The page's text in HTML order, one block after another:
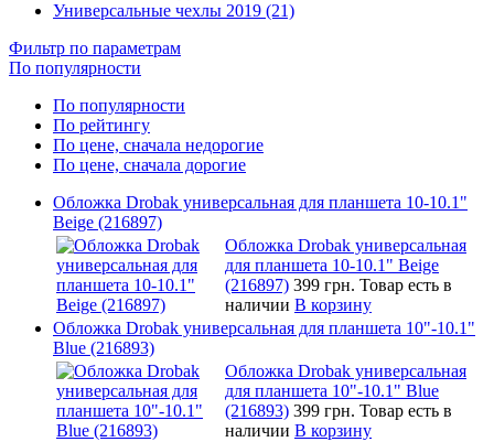
Универсальные чехлы 2019 (21)
Фильтр по параметрам
По популярности
По популярности
По рейтингу
По цене, сначала недорогие
По цене, сначала дорогие
Обложка Drobak универсальная для планшета 10-10.1"
Beige (216897)
Обложка Drobak универсальная
для планшета 10-10.1" Beige
(216897) 399 грн. Товар есть в
наличии В корзину
Обложка Drobak универсальная для планшета 10"-10.1"
Blue (216893)
Обложка Drobak универсальная
для планшета 10"-10.1" Blue
(216893) 399 грн. Товар есть в
наличии В корзину